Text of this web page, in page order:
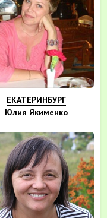
ЕКАТЕРИНБУРГ
Юлия Якименко